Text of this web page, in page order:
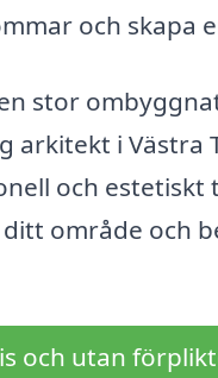
och skapa
stor
arkitekt i Västra
och
område och
och utan